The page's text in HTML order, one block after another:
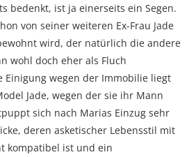
bedenkt, ist ja einerseits ein Segen.
von seiner weiteren Ex-Frau Jade
wird, der natürlich die andere
wohl doch eher als Fluch
Einigung wegen der Immobilie liegt
Jade, wegen der sie ihr Mann
sich nach Marias Einzug sehr
deren asketischer Lebensstil mit
kompatibel ist und ein